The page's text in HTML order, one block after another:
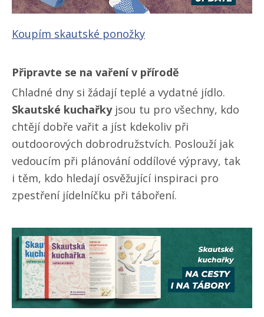
Koupím skautské ponožky
Připravte se na vaření v přírodě
Chladné dny si žádají teplé a vydatné jídlo.
Skautské kuchařkyjsou tu pro všechny, kdo
chtějí dobře vařit a jíst kdekoliv při
outdoorových dobrodružstvích. Poslouží jak
vedoucím při plánování oddílové výpravy, tak
i těm, kdo hledají osvěžující inspiraci pro
zpestření jídelníčku při táboření.